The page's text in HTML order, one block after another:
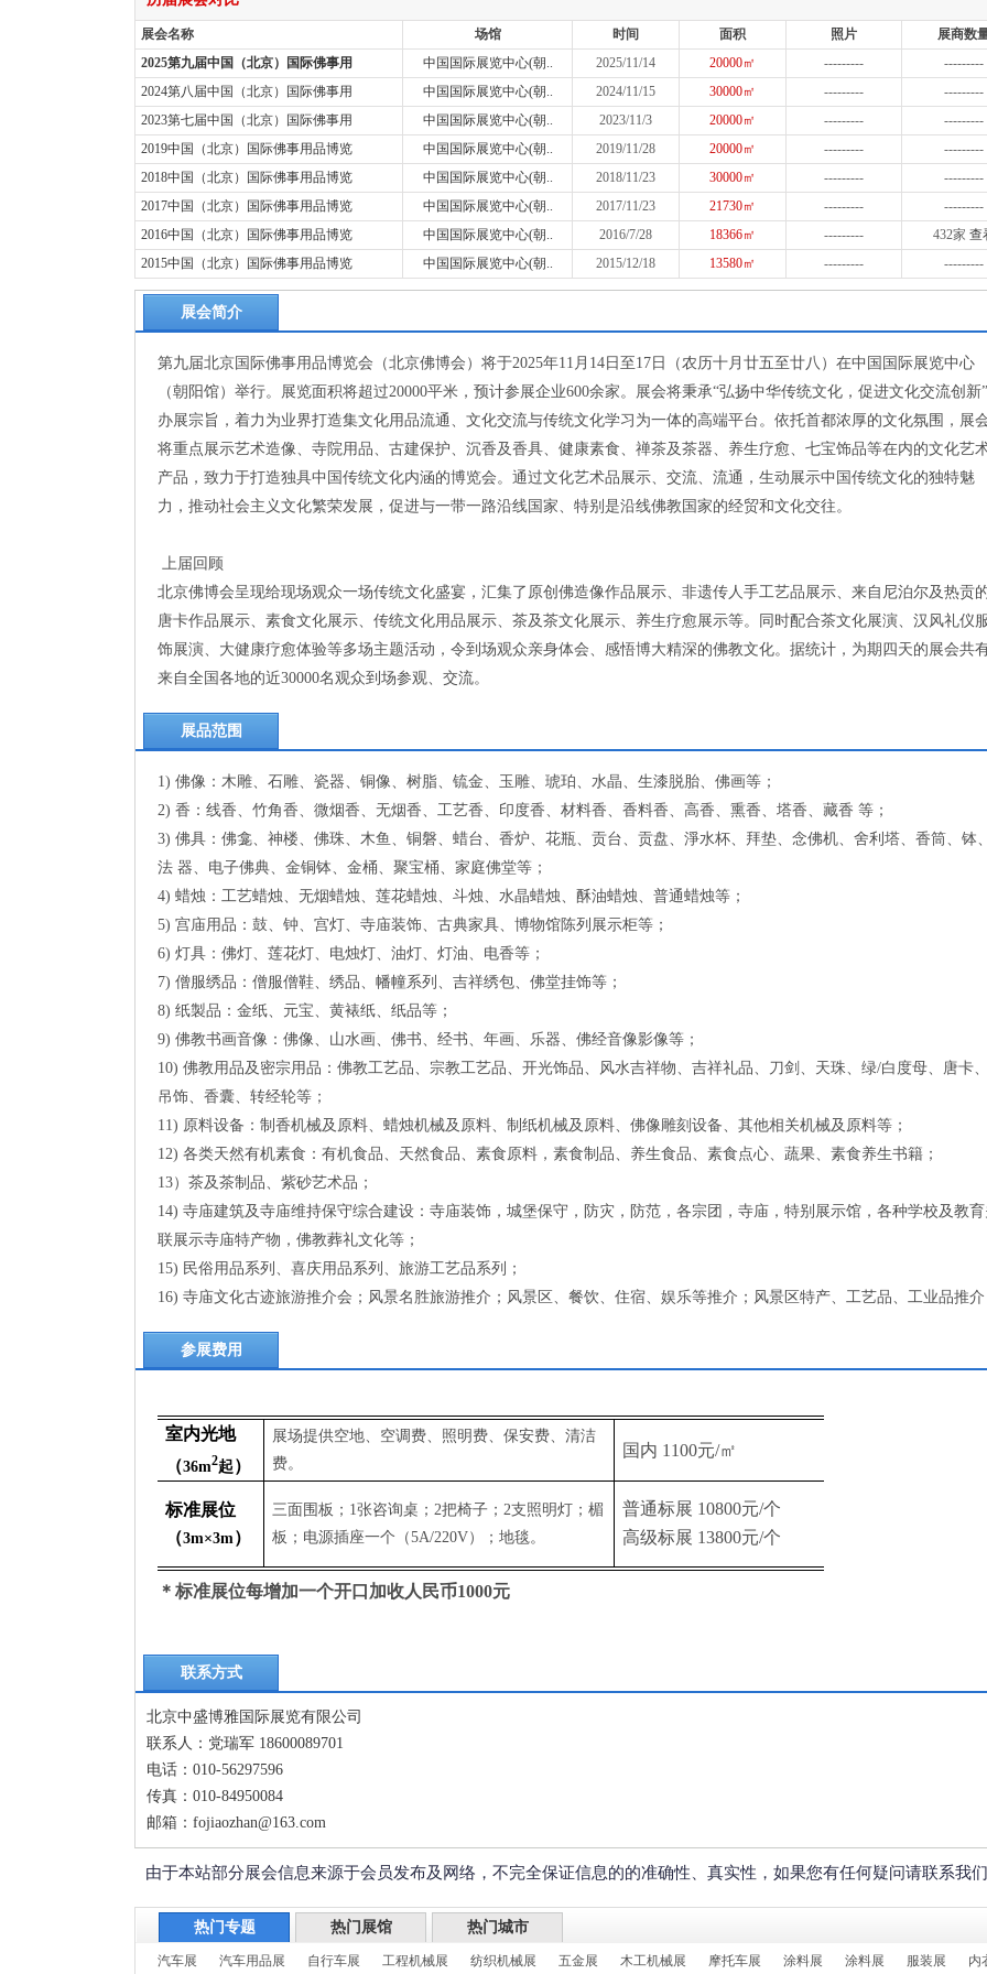
展会名称 场馆 时间 面积 照片
展商数
2025第九届中国（北京）国际佛事用
中国国际展览中心(朝.. 2025/11/14 20000㎡ ---------
---------
2024第八届中国（北京）国际佛事用
中国国际展览中心(朝.. 2024/11/15 30000㎡ ---------
---------
2023第七届中国（北京）国际佛事用
中国国际展览中心(朝.. 2023/11/3 20000㎡ ---------
---------
2019中国（北京）国际佛事用品博览
中国国际展览中心(朝.. 2019/11/28 20000㎡ ---------
---------
2018中国（北京）国际佛事用品博览
中国国际展览中心(朝.. 2018/11/23 30000㎡ ---------
---------
2017中国（北京）国际佛事用品博览
中国国际展览中心(朝.. 2017/11/23 21730㎡ ---------
---------
2016中国（北京）国际佛事用品博览
中国国际展览中心(朝.. 2016/7/28 18366㎡ --------- 432家 查
2015中国（北京）国际佛事用品博览
中国国际展览中心(朝.. 2015/12/18 13580㎡ --------- ---------
展会简介
第九届北京国际佛事用品博览会（北京佛博会）将于2025年11月14日至17日（农历十月廿五至廿八）在中国国际展览中心
（朝阳馆）举行。展览面积将超过20000平米，预计参展企业600余家。展会将秉承“弘扬中华传统文化，促进文化交流创新
办展宗旨，着力为业界打造集文化用品流通、文化交流与传统文化学习为一体的高端平台。依托首都浓厚的文化氛围，展
将重点展示艺术造像、寺院用品、古建保护、沉香及香具、健康素食、禅茶及茶器、养生疗愈、七宝饰品等在内的文化艺
产品，致力于打造独具中国传统文化内涵的博览会。通过文化艺术品展示、交流、流通，生动展示中国传统文化的独特魅
力，推动社会主义文化繁荣发展，促进与一带一路沿线国家、特别是沿线佛教国家的经贸和文化交往。
上届回顾
北京佛博会呈现给现场观众一场传统文化盛宴，汇集了原创佛造像作品展示、非遗传人手工艺品展示、来自尼泊尔及热贡
唐卡作品展示、素食文化展示、传统文化用品展示、茶及茶文化展示、养生疗愈展示等。同时配合茶文化展演、汉风礼仪
饰展演、大健康疗愈体验等多场主题活动，令到场观众亲身体会、感悟博大精深的佛教文化。据统计，为期四天的展会共
来自全国各地的近30000名观众到场参观、交流。
展品范围
1) 佛像：木雕、石雕、瓷器、铜像、树脂、锍金、玉雕、琥珀、水晶、生漆脱胎、佛画等；
2) 香：线香、竹角香、微烟香、无烟香、工艺香、印度香、材料香、香料香、高香、熏香、塔香、藏香 等；
3) 佛具：佛龛、神楼、佛珠、木鱼、铜磐、蜡台、香炉、花瓶、贡台、贡盘、淨水杯、拜垫、念佛机、舍利塔、香筒、钵、
法 器、电子佛典、金铜钵、金桶、聚宝桶、家庭佛堂等；
4) 蜡烛：工艺蜡烛、无烟蜡烛、莲花蜡烛、斗烛、水晶蜡烛、酥油蜡烛、普通蜡烛等；
5) 宫庙用品：鼓、钟、宫灯、寺庙装饰、古典家具、博物馆陈列展示柜等；
6) 灯具：佛灯、莲花灯、电烛灯、油灯、灯油、电香等；
7) 僧服绣品：僧服僧鞋、绣品、幡幢系列、吉祥绣包、佛堂挂饰等；
8) 纸製品：金纸、元宝、黄裱纸、纸品等；
9) 佛教书画音像：佛像、山水画、佛书、经书、年画、乐器、佛经音像影像等；
10) 佛教用品及密宗用品：佛教工艺品、宗教工艺品、开光饰品、风水吉祥物、吉祥礼品、刀剑、天珠、绿/白度母、唐卡、
吊饰、香囊、转经轮等；
11) 原料设备：制香机械及原料、蜡烛机械及原料、制纸机械及原料、佛像雕刻设备、其他相关机械及原料等；
12) 各类天然有机素食：有机食品、天然食品、素食原料，素食制品、养生食品、素食点心、蔬果、素食养生书籍；
13）茶及茶制品、紫砂艺术品；
14) 寺庙建筑及寺庙维持保守综合建设：寺庙装饰，城堡保守，防灾，防范，各宗团，寺庙，特别展示馆，各种学校及教育
联展示寺庙特产物，佛教葬礼文化等；
15) 民俗用品系列、喜庆用品系列、旅游工艺品系列；
16) 寺庙文化古迹旅游推介会；风景名胜旅游推介；风景区、餐饮、住宿、娱乐等推介；风景区特产、工艺品、工业品推介
参展费用
室内光地
（36m2起 ）
展场提供空地、空调费、照明费、保安费、清洁
费。
国内 1100元/㎡
标准展位
（3m×3m）
三面围板； 1张咨询桌；2把椅子；2支照明灯；楣
板；电源插座一个（5A/220V）；地毯。
普通标展 10800元/个
高级标展 13800元/个
＊标准展位每增加一个开口加收人民币1000元
联系方式
北京中盛博雅国际展览有限公司
联系人：党瑞军 18600089701
电话：010-56297596
传真：010-84950084
邮箱：fojiaozhan@163.com
由于本站部分展会信息来源于会员发布及网络，不完全保证信息的的准确性、真实性，如果您有任何疑问请联系我们
热门专题 热门展馆 热门城市
汽车展 汽车用品展 自行车展 工程机械展 纺织机械展 五金展 木工机械展 摩托车展 涂料展 涂料展 服装展 内